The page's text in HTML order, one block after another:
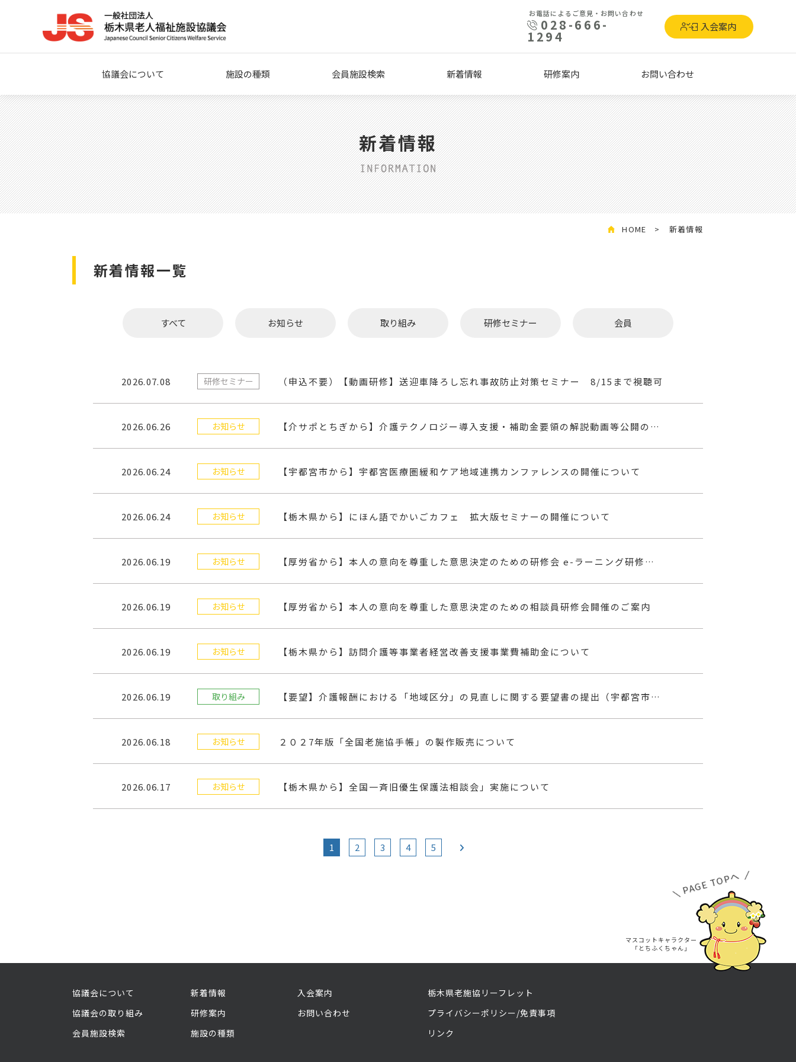
協議会について 施設の種類 会員施設検索 新着情報 研修案内 お問い合わせ
お電話によるご意見・お問い合わせ
028-666-
1294
入会案内
新着情報
HOME 新着情報
新着情報一覧
すべて お知らせ 取り組み 研修セミナー 会員
2026.07.08 研修セミナー （申込不要）【動画研修】送迎車降ろし忘れ事故防止対策セミナー 8/15まで視聴可
2026.06.26 お知らせ 【介サポとちぎから】介護テクノロジー導入支援・補助金要領の解説動画等公開のお知らせ
2026.06.24 お知らせ 【宇都宮市から】宇都宮医療圏緩和ケア地域連携カンファレンスの開催について
2026.06.24 お知らせ 【栃木県から】にほん語でかいごカフェ 拡大版セミナーの開催について
2026.06.19 お知らせ 【厚労省から】本人の意向を尊重した意思決定のための研修会 e-ラーニング研修開催のご案内
2026.06.19 お知らせ 【厚労省から】本人の意向を尊重した意思決定のための相談員研修会開催のご案内
2026.06.19 お知らせ 【栃木県から】訪問介護等事業者経営改善支援事業費補助金について
2026.06.19 取り組み 【要望】介護報酬における「地域区分」の見直しに関する要望書の提出（宇都宮市宛）
2026.06.18 お知らせ ２０２7年版「全国老施協手帳」の製作販売について
2026.06.17 お知らせ 【栃木県から】全国一斉旧優生保護法相談会」実施について
1 2 3 4 5
PAGE TOPへ
マスコットキャラクター
「とちふくちゃん」
協議会について
協議会の取り組み
会員施設検索
新着情報
研修案内
施設の種類
入会案内
お問い合わせ
栃木県老施協リーフレット
プライバシーポリシー/免責事項
リンク